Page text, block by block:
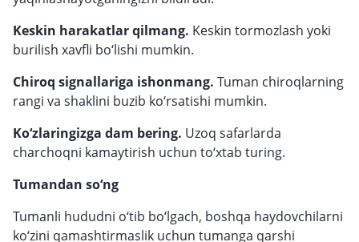
Keskin harakatlar qilmang. Keskin tormozlash yoki
burilish xavfli bo‘lishi mumkin.
Chiroq signallariga ishonmang. Tuman chiroqlarning
rangi va shaklini buzib ko‘rsatishi mumkin.
Ko‘zlaringizga dam bering. Uzoq safarlarda
charchoqni kamaytirish uchun to‘xtab turing.
Tumandan so‘ng
Tumanli hududni o‘tib bo‘lgach, boshqa haydovchilarni
ko‘zini qamashtirmaslik uchun tumanga qarshi